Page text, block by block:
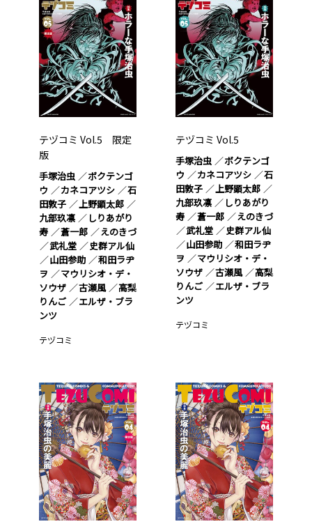
テヅコミ Vol.5 限定
版
手塚治虫
ボクテンゴ
ウ
カネコアツシ
石
田敦子
上野顕太郎
九部玖凛
しりあがり
寿
蒼一郎
えのきづ
武礼堂
史群アル仙
山田参助
和田ラヂ
ヲ
マウリシオ・デ・
ソウザ
古瀬風
高梨
りんご
エルザ・ブラ
ンツ
テヅコミ
テヅコミ Vol.5
手塚治虫
ボクテンゴ
ウ
カネコアツシ
石
田敦子
上野顕太郎
九部玖凛
しりあがり
寿
蒼一郎
えのきづ
武礼堂
史群アル仙
山田参助
和田ラヂ
ヲ
マウリシオ・デ・
ソウザ
古瀬風
高梨
りんご
エルザ・ブラ
ンツ
テヅコミ